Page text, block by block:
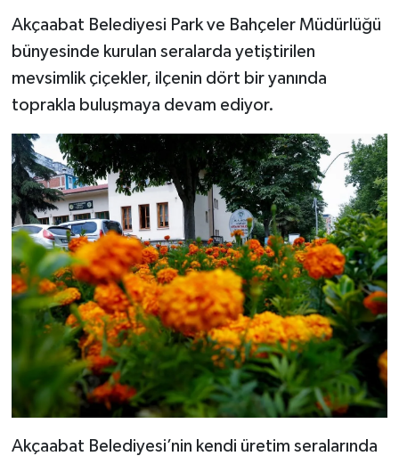
Akçaabat Belediyesi Park ve Bahçeler Müdürlüğü
bünyesinde kurulan seralarda yetiştirilen
mevsimlik çiçekler, ilçenin dört bir yanında
toprakla buluşmaya devam ediyor.
Akçaabat Belediyesi’nin kendi üretim seralarında